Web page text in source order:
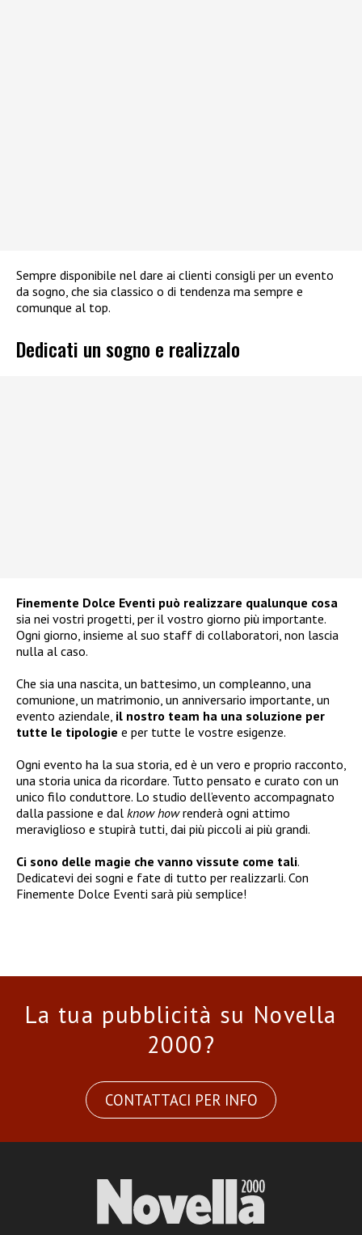
Sempre disponibile nel dare ai clienti consigli per un evento
da sogno, che sia classico o di tendenza ma sempre e
comunque al top.
Dedicati un sogno e realizzalo
Finemente Dolce Eventi può realizzare qualunque cosa
sia nei vostri progetti, per il vostro giorno più importante.
Ogni giorno, insieme al suo staff di collaboratori, non lascia
nulla al caso.
Che sia una nascita, un battesimo, un compleanno, una
comunione, un matrimonio, un anniversario importante, un
evento aziendale, il nostro team ha una soluzione per
tutte le tipologie e per tutte le vostre esigenze.
Ogni evento ha la sua storia, ed è un vero e proprio racconto,
una storia unica da ricordare. Tutto pensato e curato con un
unico filo conduttore. Lo studio dell’evento accompagnato
dalla passione e dal know howrenderà ogni attimo
meraviglioso e stupirà tutti, dai più piccoli ai più grandi.
Ci sono delle magie che vanno vissute come tali.
Dedicatevi dei sogni e fate di tutto per realizzarli. Con
Finemente Dolce Eventi sarà più semplice!
La tua pubblicità su Novella
2000?
CONTATTACI PER INFO